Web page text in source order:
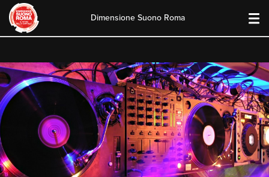
content
Dimensione Suono Roma